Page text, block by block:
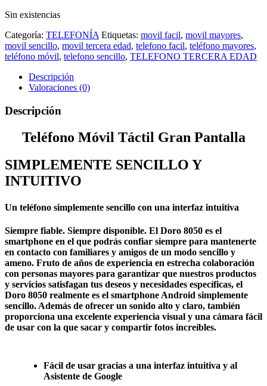
Sin existencias
Categoría: TELEFONÍA Etiquetas: movil facil, movil mayores,
movil sencillo, movil tercera edad, telefono facil, teléfono mayores,
teléfono móvil, telefono sencillo, TELEFONO TERCERA EDAD
Descripción
Valoraciones (0)
Descripción
Teléfono Móvil Táctil Gran Pantalla
SIMPLEMENTE SENCILLO Y
INTUITIVO
Un teléfono simplemente sencillo con una interfaz intuitiva
Siempre fiable. Siempre disponible. El Doro 8050 es el
smartphone en el que podrás confiar siempre para mantenerte
en contacto con familiares y amigos de un modo sencillo y
ameno. Fruto de años de experiencia en estrecha colaboración
con personas mayores para garantizar que nuestros productos
y servicios satisfagan tus deseos y necesidades específicas, el
Doro 8050 realmente es el smartphone Android simplemente
sencillo. Además de ofrecer un sonido alto y claro, también
proporciona una excelente experiencia visual y una cámara fácil
de usar con la que sacar y compartir fotos increíbles.
Fácil de usar gracias a una interfaz intuitiva y al
Asistente de Google